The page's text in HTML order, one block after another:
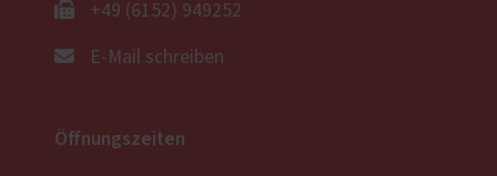
+49 (6152) 949252
E-Mail schreiben
Öffnungszeiten